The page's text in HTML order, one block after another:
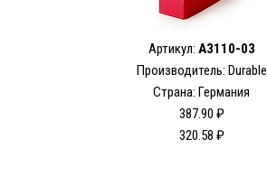
Артикул: A3110-03
Производитель: Durable
Страна: Германия
387.90 ₽
320.58 ₽